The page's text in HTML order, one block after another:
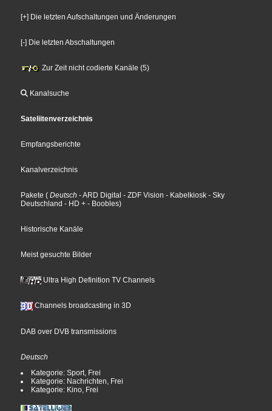
[+] Die letzten Aufschaltungen und Änderungen
[-] Die letzten Abschaltungen
Zur Zeit nicht codierte Kanäle (5)
Kanalsuche
Sateliitenverzeichnis
Empfangsberichte
Kanalverzeichnis
Pakete ( Deutsch - ARD Digital - ZDF Vision - Kabelkiosk - Sky
Deutschland - HD + - Boobles)
Historische Kanäle
Meist gesuchte Bilder
Ultra High Definition TV Channels
Channels broadcasting in 3D
DAB over DVB transmissions
Deutsch
Kategorie: Sport, Frei
Kategorie: Nachrichten, Frei
Kategorie: Kino, Frei